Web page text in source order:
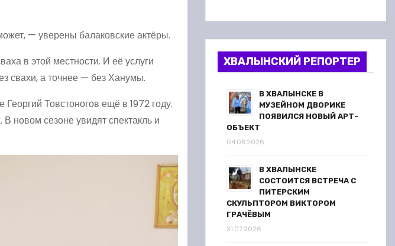
— уверены балаковские актёры.
в этой местности. И её услуги
свахи, а точнее — без Ханумы.
Товстоногов ещё в 1972 году.
новом сезоне увидят спектакль и
ХВАЛЫНСКИЙ РЕПОРТЕР
В ХВАЛЫНСКЕ В
МУЗЕЙНОМ ДВОРИКЕ
ПОЯВИЛСЯ НОВЫЙ АРТ-
ОБЪЕКТ
04.08.2026
В ХВАЛЫНСКЕ
СОСТОИТСЯ ВСТРЕЧА С
ПИТЕРСКИМ
СКУЛЬПТОРОМ ВИКТОРОМ
ГРАЧЁВЫМ
31.07.2026